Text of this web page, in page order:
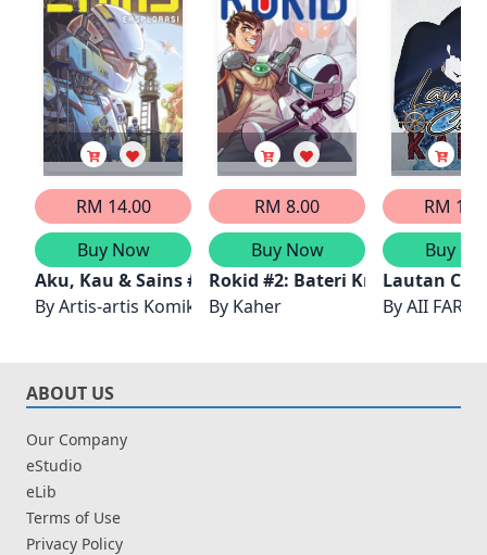
RM 14.00
Buy Now
Aku, Kau & Sains #3: Eksplorasi
ByArtis-artis Komik-M
RM 8.00
Buy Now
Rokid #2: Bateri Kristal
By Kaher
RM
Buy
Lautan
ByAII
ABOUT US
Our Company
eStudio
eLib
Terms of Use
Privacy Policy